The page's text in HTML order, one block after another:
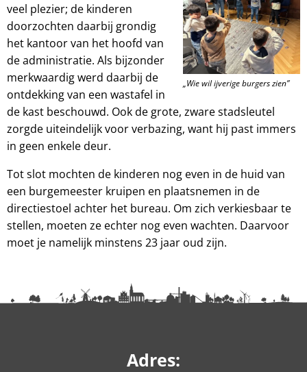
„Wie wil ijverige burgers zien”
veel plezier; de kinderen
doorzochten daarbij grondig
het kantoor van het hoofd van
de administratie. Als bijzonder
merkwaardig werd daarbij de
ontdekking van een wastafel in
de kast beschouwd. Ook de grote, zware stadsleutel
zorgde uiteindelijk voor verbazing, want hij past immers
in geen enkele deur.
Tot slot mochten de kinderen nog even in de huid van
een burgemeester kruipen en plaatsnemen in de
directiestoel achter het bureau. Om zich verkiesbaar te
stellen, moeten ze echter nog even wachten. Daarvoor
moet je namelijk minstens 23 jaar oud zijn.
Adres: